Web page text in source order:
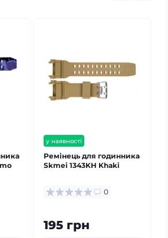
у наявності
Ремінець для годинника
Skmei 1343KH Khaki
0
195 грн